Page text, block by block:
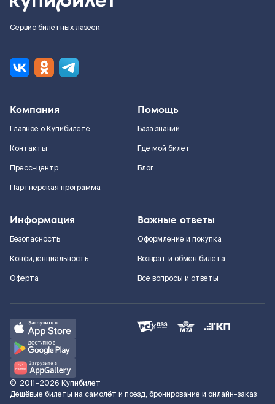
Сервис билетных лазеек
Компания
Главное о Купибилете
Контакты
Пресс-центр
Партнерская программа
Помощь
База знаний
Где мой билет
Блог
Информация
Безопасность
Конфиденциальность
Оферта
Важные ответы
Оформление и покупка
Возврат и обмен билета
Все вопросы и ответы
© 2011–2026 Купибилет
Дешёвые билеты на самолёт и поезд, бронирование и онлайн-заказ